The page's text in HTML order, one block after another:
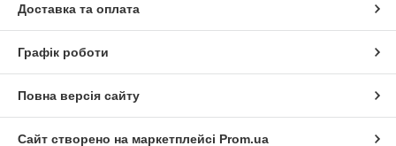
Доставка та оплата
Графік роботи
Повна версія сайту
Сайт створено на маркетплейсі Prom.ua